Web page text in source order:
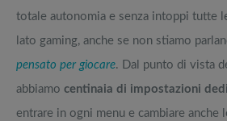
totale autonomia e senza intoppi tutte
lato gaming, anche se non stiamo
pensato per giocare. Dal punto di vista
abbiamo centinaia di impostazioni
entrare in ogni menu e cambiare anche